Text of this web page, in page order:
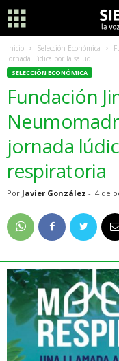
Inicio Selección Económica
jornada lúdica por la salud...
SELECCIÓN ECONÓMICA
Fundación
jornada
respiratoria
Por Javier González - 4 de